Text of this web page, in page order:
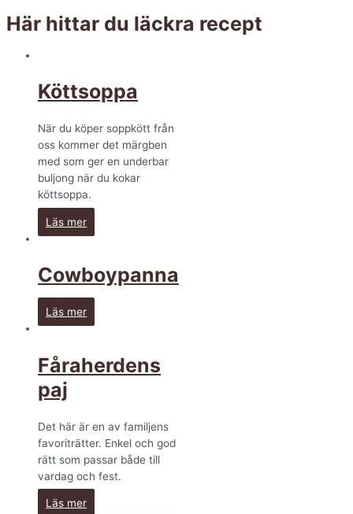
Här hittar du läckra recept
Köttsoppa
När du köper soppkött från
oss kommer det märgben
med som ger en underbar
buljong när du kokar
köttsoppa.
Läs mer
Cowboypanna
Läs mer
Fåraherdens
paj
Det här är en av familjens
favoriträtter. Enkel och god
rätt som passar både till
vardag och fest.
Läs mer